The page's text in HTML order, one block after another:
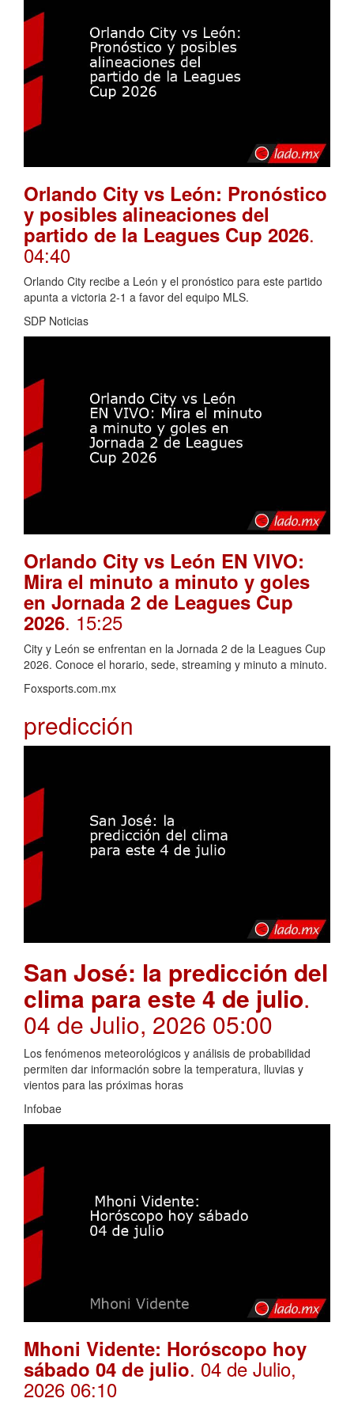
Orlando City vs León: Pronóstico
y posibles alineaciones del
partido de la Leagues Cup 2026.
04:40
Orlando City recibe a León y el pronóstico para este partido
apunta a victoria 2-1 a favor del equipo MLS.
SDP Noticias
Orlando City vs León EN VIVO:
Mira el minuto a minuto y goles
en Jornada 2 de Leagues Cup
2026. 15:25
City y León se enfrentan en la Jornada 2 de la Leagues Cup
2026. Conoce el horario, sede, streaming y minuto a minuto.
Foxsports.com.mx
predicción
San José: la predicción del
clima para este 4 de julio.
04 de Julio, 2026 05:00
Los fenómenos meteorológicos y análisis de probabilidad
permiten dar información sobre la temperatura, lluvias y
vientos para las próximas horas
Infobae
Mhoni Vidente: Horóscopo hoy
sábado 04 de julio. 04 de Julio,
2026 06:10